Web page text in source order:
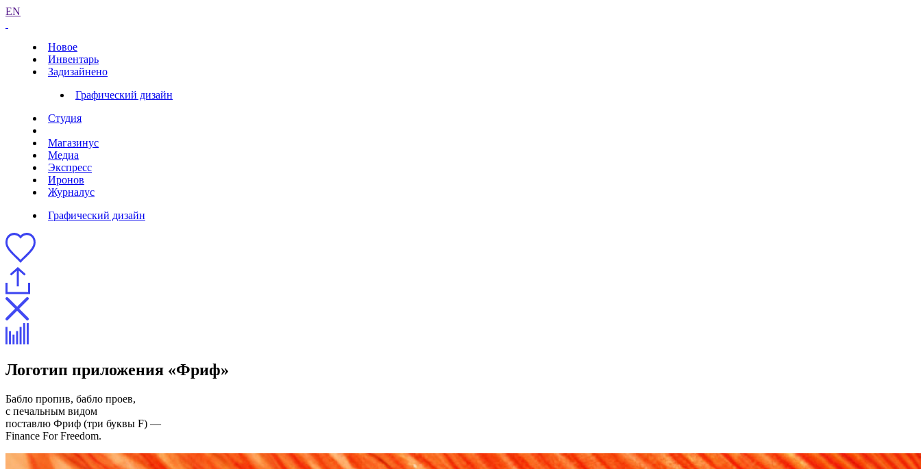
EN
Новое
Инвентарь
Задизайнено
Графический дизайн
Студия
Магазинус
Медиа
Экспресс
Иронов
Журналус
Графический дизайн
Логотип приложения «Фриф»
Бабло пропив, бабло проев,
с печальным видом
поставлю Фриф (три буквы F) —
Finance For Freedom.